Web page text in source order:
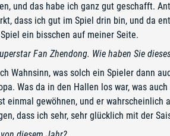
und das habe ich ganz gut geschafft.
dass ich gut im Spiel drin bin, und da
ein bisschen auf meiner Seite.
Fan Zhendong. Wie haben Sie
Wahnsinn, was solch ein Spieler dann
Was da in den Hallen los war, was
einmal gewöhnen, und er wahrscheinlich
dass ich sehr, sehr glücklich mit der